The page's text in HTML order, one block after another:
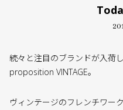
続々と注目のブランドが入荷
proposition VINTAGE。
ヴィンテージのフレンチワー